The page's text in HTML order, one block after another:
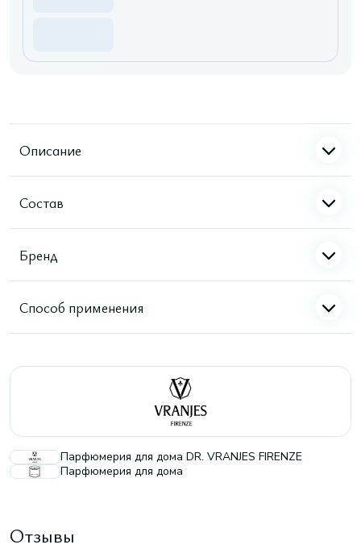
Описание
Состав
Бренд
Способ применения
Парфюмерия для дома DR. VRANJES FIRENZE
Парфюмерия для дома
Отзывы